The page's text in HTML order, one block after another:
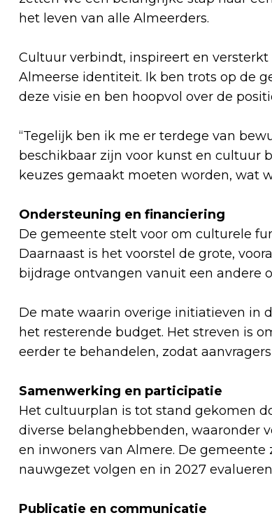
het leven van alle Almeerders.
Cultuur verbindt, inspireert en
Almeerse identiteit. Ik ben trots op de
deze visie en ben hoopvol over de
“Tegelijk ben ik me er terdege van
beschikbaar zijn voor kunst en cultuur
keuzes gemaakt moeten worden, wat
Ondersteuning en financiering
De gemeente stelt voor om culturele
Daarnaast is het voorstel de grote,
bijdrage ontvangen vanuit een andere
De mate waarin overige initiatieven in
het resterende budget. Het streven is
eerder te behandelen, zodat
Samenwerking en participatie
Het cultuurplan is tot stand gekomen
diverse belanghebbenden, waaronder
en inwoners van Almere. De
nauwgezet volgen en in 2027
Publicatie en communicatie